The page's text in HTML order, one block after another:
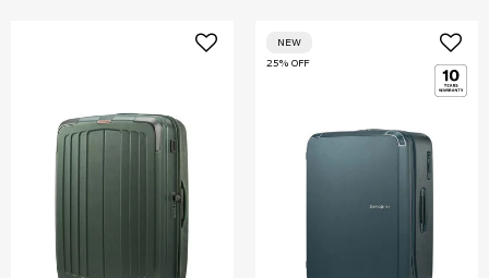
25% OFF
NEW